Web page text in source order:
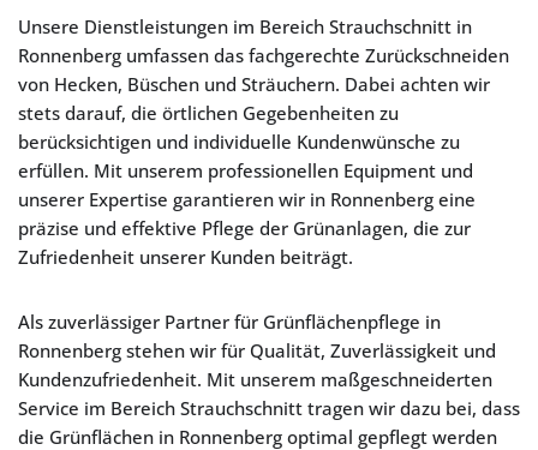
Unsere Dienstleistungen im Bereich Strauchschnitt in
Ronnenberg umfassen das fachgerechte Zurückschneiden
von Hecken, Büschen und Sträuchern. Dabei achten wir
stets darauf, die örtlichen Gegebenheiten zu
berücksichtigen und individuelle Kundenwünsche zu
erfüllen. Mit unserem professionellen Equipment und
unserer Expertise garantieren wir in Ronnenberg eine
präzise und effektive Pflege der Grünanlagen, die zur
Zufriedenheit unserer Kunden beiträgt.
Als zuverlässiger Partner für Grünflächenpflege in
Ronnenberg stehen wir für Qualität, Zuverlässigkeit und
Kundenzufriedenheit. Mit unserem maßgeschneiderten
Service im Bereich Strauchschnitt tragen wir dazu bei, dass
die Grünflächen in Ronnenberg optimal gepflegt werden